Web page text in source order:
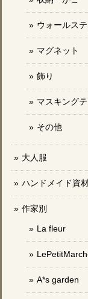
ウォールス
マグネット
飾り
マスキング
その他
大人服
ハンドメイド資
作家別
La fleur
A*s garden